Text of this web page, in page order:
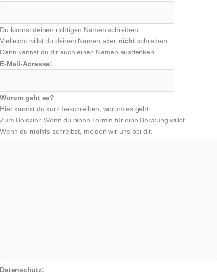
Du kannst deinen richtigen Namen schreiben.
Vielleicht willst du deinen Namen aber nicht schreiben.
Dann kannst du dir auch einen Namen ausdenken.
E-Mail-Adresse:
Worum geht es?
Hier kannst du kurz beschreiben, worum es geht.
Zum Beispiel: Wenn du einen Termin für eine Beratung willst.
Wenn du nichts schreibst, melden wir uns bei dir.
Datenschutz: